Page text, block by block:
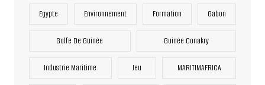
Egypte Environnement Formation Gabon
Golfe De Guinée Guinée Conakry
Industrie Maritime Jeu MARITIMAFRICA